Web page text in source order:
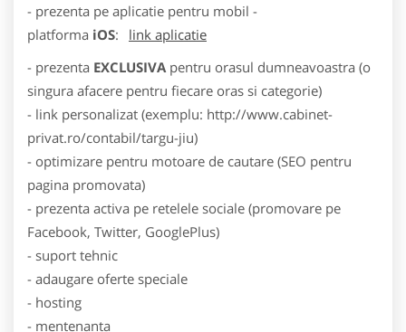
- prezenta pe aplicatie pentru mobil -
platforma iOS:
link aplicatie
- prezenta EXCLUSIVA pentru orasul dumneavoastra (o
singura afacere pentru fiecare oras si categorie)
- link personalizat (exemplu: http://www.cabinet-
privat.ro/contabil/targu-jiu)
- optimizare pentru motoare de cautare (SEO pentru
pagina promovata)
- prezenta activa pe retelele sociale (promovare pe
Facebook, Twitter, GooglePlus)
- suport tehnic
- adaugare oferte speciale
- hosting
- mentenanta